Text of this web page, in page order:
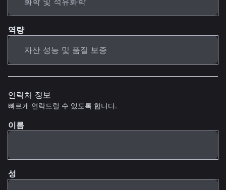
역량
연락처 정보
빠르게 연락드릴 수 있도록 합니다.
이름
성